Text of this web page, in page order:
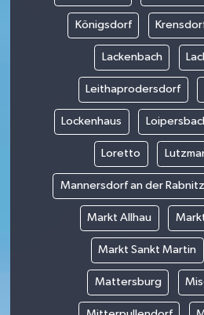
Königsdorf
Lackenbach
Leithaprodersdorf
Lockenhaus
Loretto
Mannersdorf an der Rabnitz
Markt Allhau
Markt Sankt Martin
Mattersburg